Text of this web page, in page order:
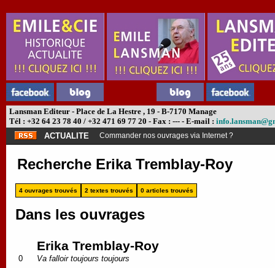
Lansman Editeur - Place de La Hestre , 19 - B-7170 Manage
Tél : +32 64 23 78 40 / +32 471 69 77 20 - Fax : --- - E-mail :
ACTUALITE
Abonnement théâtre ?
Recherche Erika Tremblay-Roy
4 ouvrages trouvés 2 textes trouvés 0 articles trouvés
Dans les ouvrages
0
Erika Tremblay-Roy
Va falloir toujours toujours